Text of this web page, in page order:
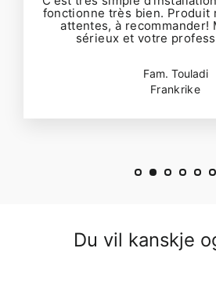
fonctionne très bien. Produit
attentes, à recommander!
sérieux et votre
Fam. Touladi
Frankrike
Du vil kanskje